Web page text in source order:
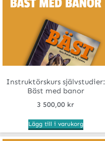
Instruktörskurs självstudier:
Bäst med banor
3 500,00 kr
Lägg till i varukorg